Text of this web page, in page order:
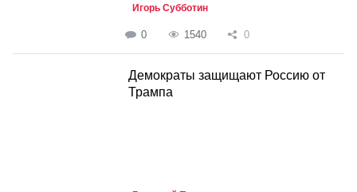
Игорь Субботин
0 1540 0
Демократы защищают Россию от
Трампа